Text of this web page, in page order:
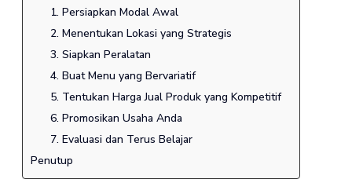
1. Persiapkan Modal Awal
2. Menentukan Lokasi yang Strategis
3. Siapkan Peralatan
4. Buat Menu yang Bervariatif
5. Tentukan Harga Jual Produk yang Kompetitif
6. Promosikan Usaha Anda
7. Evaluasi dan Terus Belajar
Penutup